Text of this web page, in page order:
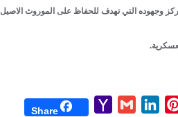
وجهوده التي تهدف للحفاظ على الموروث الاصيل
Pinterest
LinkedIn
Gmail
Yahoo
Share